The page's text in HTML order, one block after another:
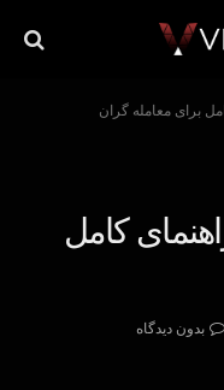
برای معامله گران
کامل
بدون دیدگاه